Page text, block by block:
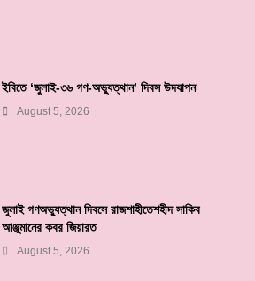
ইবিতে ‘জুলাই-৩৬ গণ-অভ্যুত্থান’ দিবস উদযাপন
August 5, 2026
জুলাই গণঅভ্যুত্থান দিবসে রাজশাহীতেশহীদ সাকিব
আঞ্জুমানের কবর জিয়ারত
August 5, 2026